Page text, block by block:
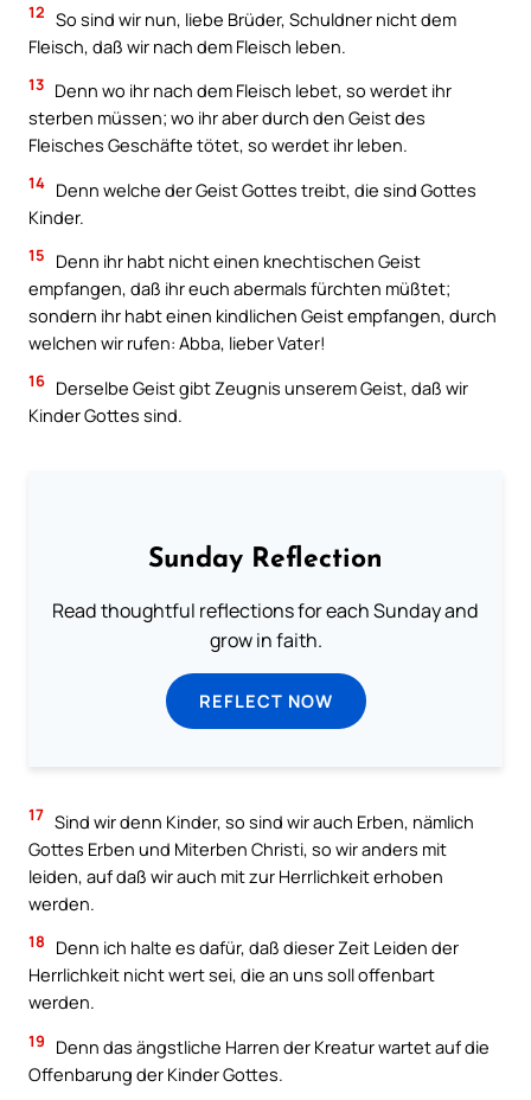
12 So sind wir nun, liebe Brüder, Schuldner nicht dem
Fleisch, daß wir nach dem Fleisch leben.
13 Denn wo ihr nach dem Fleisch lebet, so werdet ihr
sterben müssen; wo ihr aber durch den Geist des
Fleisches Geschäfte tötet, so werdet ihr leben.
14 Denn welche der Geist Gottes treibt, die sind Gottes
Kinder.
15
Denn ihr habt nicht einen knechtischen Geist
empfangen, daß ihr euch abermals fürchten müßtet;
sondern ihr habt einen kindlichen Geist empfangen, durch
welchen wir rufen: Abba, lieber Vater!
16 Derselbe Geist gibt Zeugnis unserem Geist, daß wir
Kinder Gottes sind.
Sunday Reflection
Read thoughtful reflections for each Sunday and
grow in faith.
REFLECT NOW
17 Sind wir denn Kinder, so sind wir auch Erben, nämlich
Gottes Erben und Miterben Christi, so wir anders mit
leiden, auf daß wir auch mit zur Herrlichkeit erhoben
werden.
18
Denn ich halte es dafür, daß dieser Zeit Leiden der
Herrlichkeit nicht wert sei, die an uns soll offenbart
werden.
19
Denn das ängstliche Harren der Kreatur wartet auf die
Offenbarung der Kinder Gottes.